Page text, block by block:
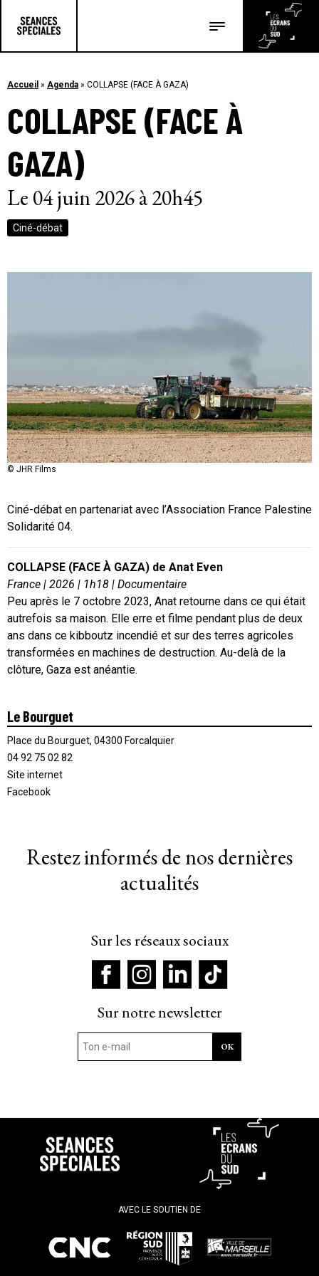
Les articles
Accueil » Agenda » COLLAPSE (FACE À GAZA)
COLLAPSE (FACE À
GAZA)
Le 04 juin 2026 à 20h45
Ciné-débat
© JHR Films
Ciné-débat en partenariat avec l’Association France Palestine
Solidarité 04.
COLLAPSE (FACE À GAZA) de Anat Even
France | 2026 | 1h18 | Documentaire
Peu après le 7 octobre 2023, Anat retourne dans ce qui était
autrefois sa maison. Elle erre et filme pendant plus de deux
ans dans ce kibboutz incendié et sur des terres agricoles
transformées en machines de destruction. Au-delà de la
clôture, Gaza est anéantie.
Le Bourguet
Place du Bourguet, 04300 Forcalquier
04 92 75 02 82
Site internet
Facebook
Restez informés de nos dernières
actualités
Sur les réseaux sociaux
Sur notre newsletter
AVEC LE SOUTIEN DE